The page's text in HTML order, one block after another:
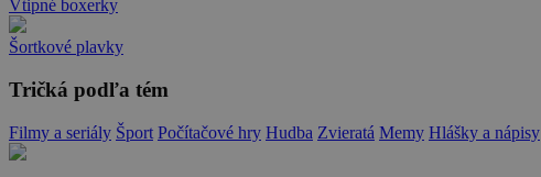
Vtipné boxerky
Šortkové plavky
Tričká podľa tém
Filmy a seriály Šport Počítačové hry Hudba Zvieratá Memy Hlášky a nápisy